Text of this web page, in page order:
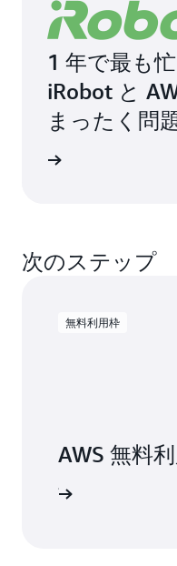
1 年で最も
iRobot と
まったく問
次のステップ
無料利用枠
AWS 無料